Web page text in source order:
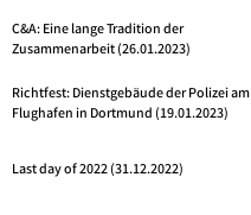
C&A: Eine lange Tradition der
Zusammenarbeit (26.01.2023)
Richtfest: Dienstgebäude der Polizei am
Flughafen in Dortmund (19.01.2023)
Last day of 2022 (31.12.2022)